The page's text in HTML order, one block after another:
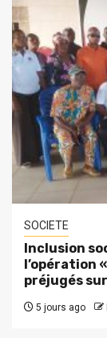
SOCIETE
Inclusion
l’opération
préjugés
5 jours ago